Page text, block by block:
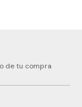
de tu compra